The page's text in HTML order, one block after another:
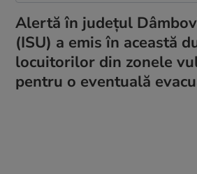
Alertă în județul
(ISU) a emis în această
locuitorilor din zonele
pentru o eventuală